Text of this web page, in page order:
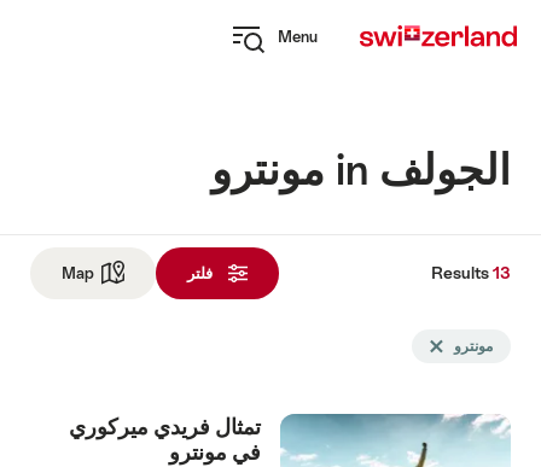
Menu
الجولف in مونترو
فلتر Map
See map Results
مونتروDelete مونترو tag
تمثال فريدي ميركوري
في مونترو